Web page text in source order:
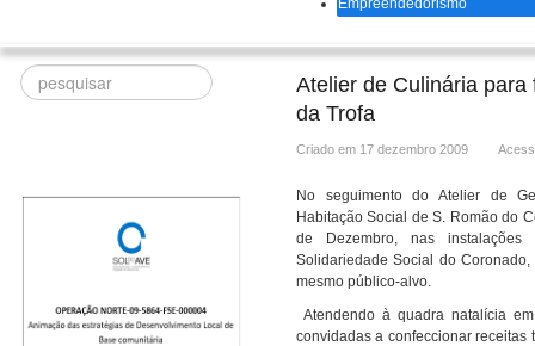
Empreendedorismo
Procurar
Atelier de Culinária
da Trofa
Criado em 17 dezembro 2009
No seguimento do Atelier de
Habitação Social de S. Romão do
de Dezembro, nas
Solidariedade Social do
mesmo público-alvo.
Atendendo à quadra natalícia
convidadas a confeccionar receitas